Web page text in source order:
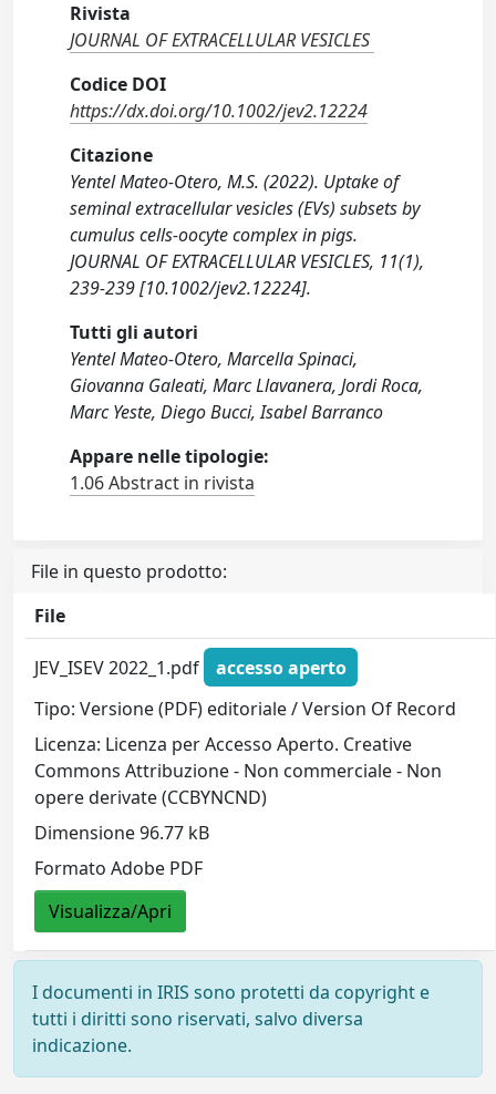
Rivista
JOURNAL OF EXTRACELLULAR VESICLES
Codice DOI
https://dx.doi.org/10.1002/jev2.12224
Citazione
Yentel Mateo-Otero, M.S. (2022). Uptake of
seminal extracellular vesicles (EVs) subsets by
cumulus cells-oocyte complex in pigs.
JOURNAL OF EXTRACELLULAR VESICLES, 11(1),
239-239 [10.1002/jev2.12224].
Tutti gli autori
Yentel Mateo-Otero, Marcella Spinaci,
Giovanna Galeati, Marc Llavanera, Jordi Roca,
Marc Yeste, Diego Bucci, Isabel Barranco
Appare nelle tipologie:
1.06 Abstract in rivista
File in questo prodotto:
File
JEV_ISEV 2022_1.pdf
accesso aperto
Tipo: Versione (PDF) editoriale / Version Of Record
Licenza: Licenza per Accesso Aperto. Creative
Commons Attribuzione - Non commerciale - Non
opere derivate (CCBYNCND)
Dimensione 96.77 kB
Formato Adobe PDF
Visualizza/Apri
I documenti in IRIS sono protetti da copyright e
tutti i diritti sono riservati, salvo diversa
indicazione.